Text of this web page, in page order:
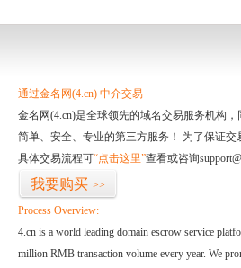
通过金名网(4.cn) 中介交易
金名网(4.cn)是全球领先的域名交易服务机构
简单、安全、专业的第三方服务！ 为了保证
具体交易流程可“点击这里”查看或咨询
我要购买 >>
Process Overview:
4.cn is a world leading domain escrow service
million RMB transaction volume every year. We